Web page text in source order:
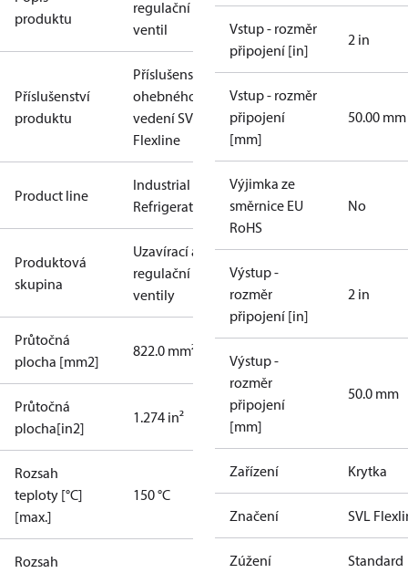
produktu
regulační
ventil
Příslušenství
produktu
Příslušenství
ohebného
vedení SVL
Flexline
Product line
Industrial
Refrigeration
Produktová
skupina
Uzavírací a
regulační
ventily
Průtočná
plocha [mm2]
822.0 mm²
Průtočná
plocha[in2]
1.274 in²
Rozsah
teploty [°C]
[max.]
150 °C
Rozsah
Vstup - rozměr
připojení [in]
2 in
Vstup - rozměr
připojení
[mm]
50.00 mm
Výjimka ze
směrnice EU
RoHS
No
Výstup -
rozměr
připojení [in]
2 in
Výstup -
rozměr
připojení
[mm]
50.0 mm
Zařízení Krytka
Značení SVL
Zúžení Standard